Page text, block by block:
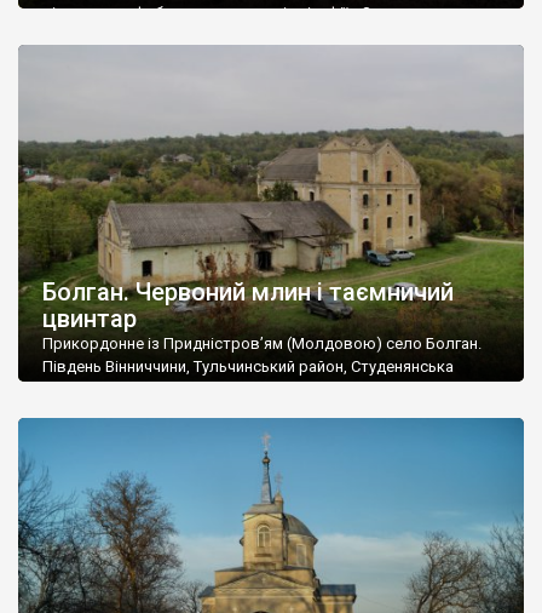
віднести до фабричних, польські епітафії… Загалом цвинтар
Болган. Червоний млин і таємничий
цвинтар
Прикордонне із Придністров’ям (Молдовою) село Болган.
Південь Вінниччини, Тульчинський район, Студенянська
старовинний цвинтар із кам’яними хрестами. Всі епітафії, які
збереглися, написані кирилицею, церковнослов’янською
мовою. За всіма традиційними ознаками – цвинтар
український. Хрести датуються 19 століттям. У 1924-1940
роках Болган […]